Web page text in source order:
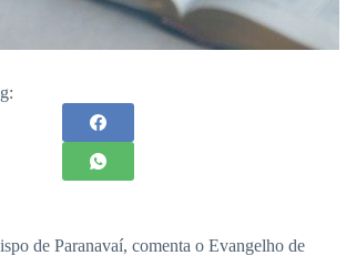
de Paranavaí, comenta o Evangelho de